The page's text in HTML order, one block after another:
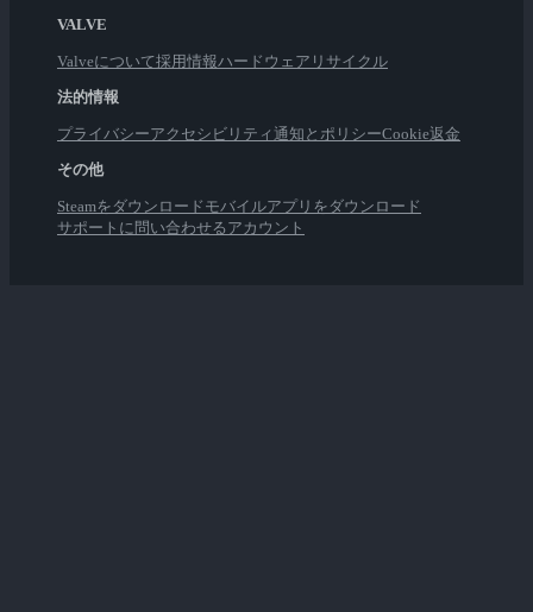
VALVE
Valveについて採用情報ハードウェア リサイクル
法的情報
プライバシーアクセシビリティ 通知とポリシーCookie返金
その他
Steamをダウンロード モバイルアプリをダウンロード
サポートに問い合わせるアカウント